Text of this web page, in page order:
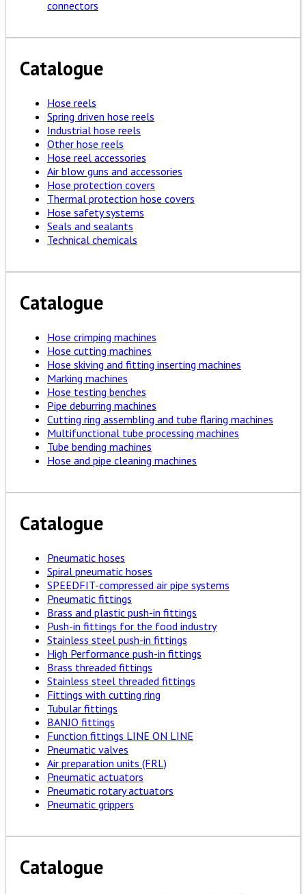
connectors
Catalogue
Hose reels
Spring driven hose reels
Industrial hose reels
Other hose reels
Hose reel accessories
Air blow guns and accessories
Hose protection covers
Thermal protection hose covers
Hose safety systems
Seals and sealants
Technical chemicals
Catalogue
Hose crimping machines
Hose cutting machines
Hose skiving and fitting inserting machines
Marking machines
Hose testing benches
Pipe deburring machines
Cutting ring assembling and tube flaring machines
Multifunctional tube processing machines
Tube bending machines
Hose and pipe cleaning machines
Catalogue
Pneumatic hoses
Spiral pneumatic hoses
SPEEDFIT-compressed air pipe systems
Pneumatic fittings
Brass and plastic push-in fittings
Push-in fittings for the food industry
Stainless steel push-in fittings
High Performance push-in fittings
Brass threaded fittings
Stainless steel threaded fittings
Fittings with cutting ring
Tubular fittings
BANJO fittings
Function fittings LINE ON LINE
Pneumatic valves
Air preparation units (FRL)
Pneumatic actuators
Pneumatic rotary actuators
Pneumatic grippers
Catalogue